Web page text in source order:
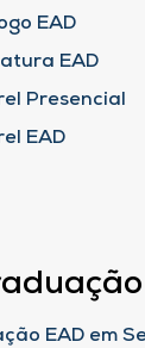
EAD
EAD
Presencial
EAD
EAD em